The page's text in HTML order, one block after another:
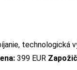
technologická
399 EUR